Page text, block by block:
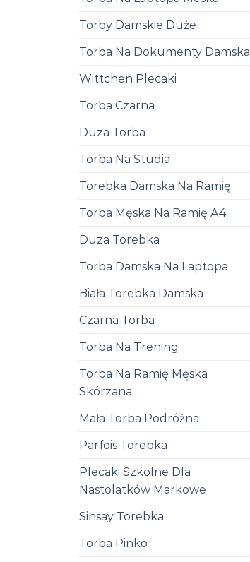
Torby Damskie Duże
Torba Na Dokumenty Damska
Wittchen Plecaki
Torba Czarna
Duza Torba
Torba Na Studia
Torebka Damska Na Ramię
Torba Męska Na Ramię A4
Duza Torebka
Torba Damska Na Laptopa
Biała Torebka Damska
Czarna Torba
Torba Na Trening
Torba Na Ramię Męska
Skórzana
Mała Torba Podróżna
Parfois Torebka
Plecaki Szkolne Dla
Nastolatków Markowe
Sinsay Torebka
Torba Pinko